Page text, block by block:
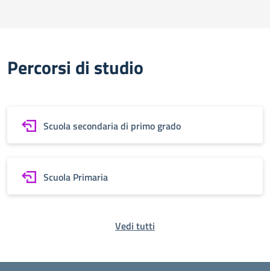
Percorsi di studio
Scuola secondaria di primo grado
Scuola Primaria
Vedi tutti